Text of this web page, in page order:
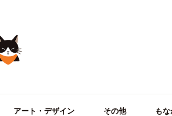
アート・デザイン その他 も